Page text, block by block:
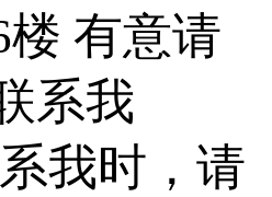
有意请
系我
我时，请